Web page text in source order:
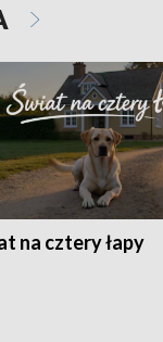
na cztery łapy